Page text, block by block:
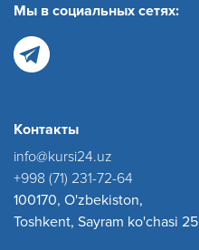
Мы в социальных сетях:
Контакты
info@kursi24.uz
+998 (71) 231-72-64
100170, O'zbekiston,
Toshkent, Sayram ko'chasi 25